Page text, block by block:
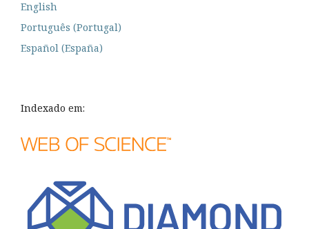
English
Português (Portugal)
Español (España)
Indexado em: